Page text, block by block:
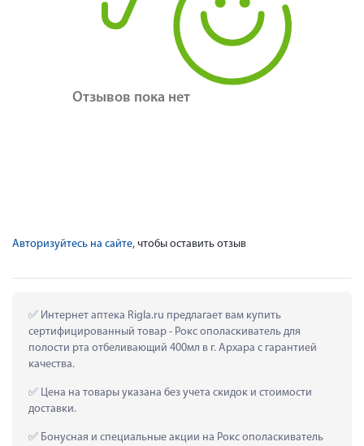
Отзывов пока нет
Авторизуйтесь на сайте, чтобы оставить отзыв
Интернет аптека Rigla.ru предлагает вам купить
сертифицированный товар - Рокс ополаскиватель для
полости рта отбеливающий 400мл в г. Архара с гарантией
качества.
Цена на товары указана без учета скидок и стоимости
доставки.
Бонусная и специальные акции на Рокс ополаскиватель